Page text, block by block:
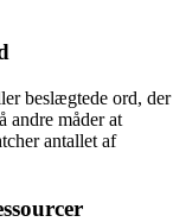
beslægtede ord, der
andre måder at
antallet af